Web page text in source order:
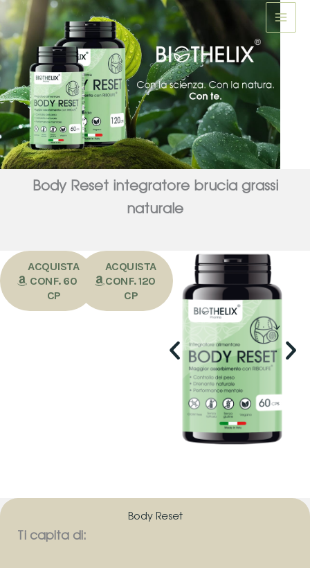
al
contenuto
Body Reset integratore brucia grassi
naturale
ACQUISTA
CONF. 120
CP
ACQUISTA
CONF. 60
CP
Body Reset
Ti capita di: